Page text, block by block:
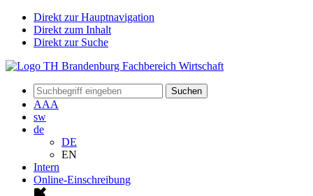
Direkt zur Hauptnavigation
Direkt zum Inhalt
Direkt zur Suche
Suchen
AAA
sw
de
DE
EN
Intern
Online-Einschreibung